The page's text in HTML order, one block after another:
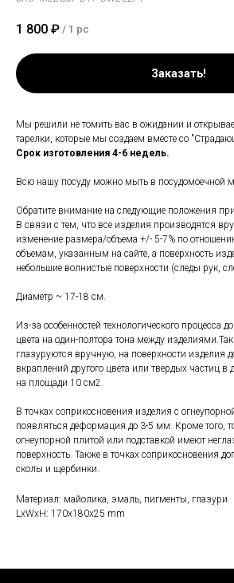
1 800 ₽ / 1 pc
Заказать!
Мы решили не томить вас в ожидании и
тарелки, которые мы создаем вместе со
Срок изготовления 4-6 недель.
Всю нашу посуду можно мыть в посудомоечной
Обратите внимание на следующие положения
В связи с тем, что все изделия производятся
изменение размера/объема +/- 5-7% по
объемам, указанным на сайте, а поверхность
небольшие волнистые поверхности (следы рук,
Диаметр ~ 17-18 см.
Из-за особенностей технологического процесса
цвета на один-полтора тона между
глазуруются вручную, на поверхности изделия
вкраплений другого цвета или твердых частиц в
на площади 10 см2.
В точках соприкосновения изделия с
появляться деформация до 3-5 мм. Кроме того,
огнеупорной плитой или подставкой имеют
поверхность. Также в точках соприкосновения
сколы и щербинки.
Материал: майолика, эмаль, пигменты, глазури
LxWxH: 170x180x25 mm